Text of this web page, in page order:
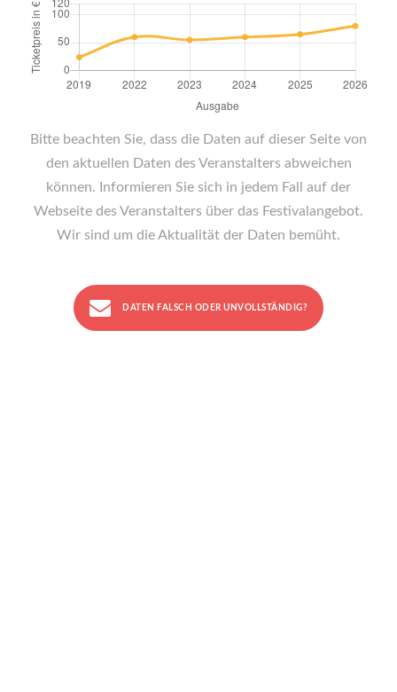
Bitte beachten Sie, dass die Daten auf dieser Seite von
den aktuellen Daten des Veranstalters abweichen
können. Informieren Sie sich in jedem Fall auf der
Webseite des Veranstalters über das Festivalangebot.
Wir sind um die Aktualität der Daten bemüht.
DATEN FALSCH ODER UNVOLLSTÄNDIG?